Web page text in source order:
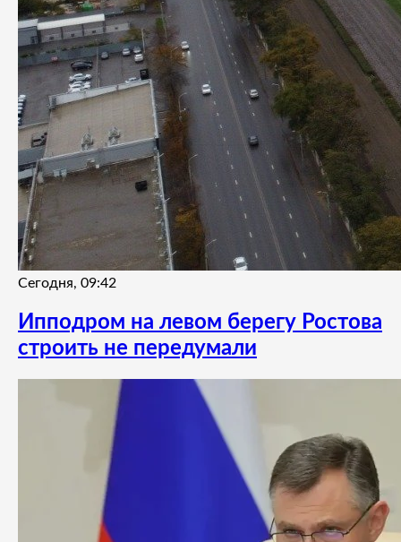
Сегодня, 09:42
Ипподром на левом берегу Ростова
строить не передумали